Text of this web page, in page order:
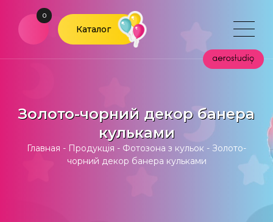
0
Каталог
Золото-чорний декор банера
кульками
Главная - Продукція - Фотозона з кульок - Золото-
чорний декор банера кульками